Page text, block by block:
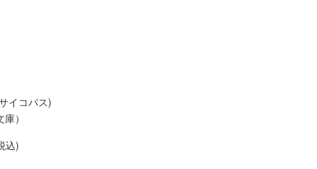
イコパス)
）
込)